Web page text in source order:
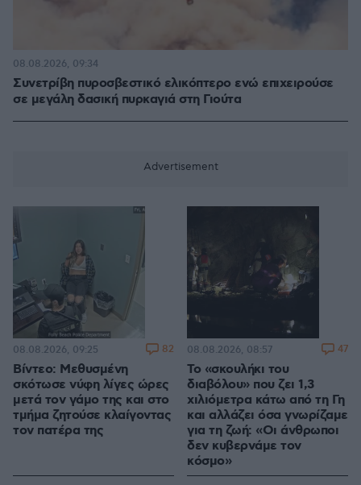
Συνετρίβη πυροσβεστικό ελικόπτερο ενώ επιχειρούσε
σε μεγάλη δασική πυρκαγιά στη Γιούτα
08.08.2026, 09:34
Βίντεο: Μεθυσμένη
σκότωσε νύφη λίγες ώρες
μετά τον γάμο της και στο
τμήμα ζητούσε κλαίγοντας
τον πατέρα της
08.08.2026, 09:25 82
Το «σκουλήκι του
διαβόλου» που ζει 1,3
χιλιόμετρα κάτω από τη Γη
και αλλάζει όσα γνωρίζαμε
για τη ζωή: «Οι άνθρωποι
δεν κυβερνάμε τον
κόσμο»
08.08.2026, 08:57 47